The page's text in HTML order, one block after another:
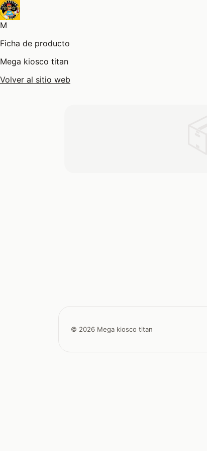
M
Ficha de producto
Mega kiosco titan
Volver al sitio web
© 2026 Mega kiosco titan